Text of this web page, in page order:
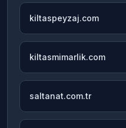
kiltaspeyzaj.com
kiltasmimarlik.com
saltanat.com.tr